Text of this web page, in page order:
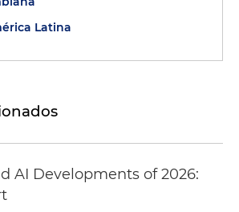
Latina
AI Developments of 2026: